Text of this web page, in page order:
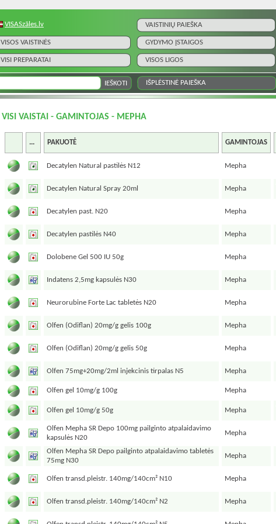
VISASzāles.lv VAISTINIŲ PAIEŠKA
VISOS VAISTINĖS GYDYMO ĮSTAIGOS
VISI PREPARATAI VISOS LIGOS
IŠPLĖSTINĖ PAIEŠKA
VISI VAISTAI - GAMINTOJAS - MEPHA
... PAKUOTĖ GAMINTOJAS
Decatylen Natural pastilės N12 Mepha
Decatylen Natural Spray 20ml Mepha
Decatylen past. N20 Mepha
Decatylen pastilės N40 Mepha
Dolobene Gel 500 IU 50g Mepha
Indatens 2,5mg kapsulės N30 Mepha
Neurorubine Forte Lac tabletės N20 Mepha
Olfen (Odiflan) 20mg/g gelis 100g Mepha
Olfen (Odiflan) 20mg/g gelis 50g Mepha
Olfen 75mg+20mg/2ml injekcinis tirpalas N5 Mepha
Olfen gel 10mg/g 100g Mepha
Olfen gel 10mg/g 50g Mepha
Olfen Mepha SR Depo 100mg pailginto atpalaidavimo
kapsulės N20
Mepha
Olfen Mepha SR Depo pailginto atpalaidavimo tabletės
75mg N30
Mepha
Olfen transd.pleistr. 140mg/140cm² N10 Mepha
Olfen transd.pleistr. 140mg/140cm² N2 Mepha